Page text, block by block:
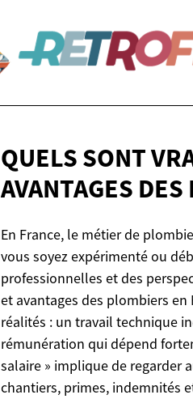
QUELS SONT
AVANTAGES
En France, le métier de
vous soyez expérimenté ou
professionnelles et des
et avantages des plombiers
réalités : un travail technique
rémunération qui dépend
salaire » implique de regarder
chantiers, primes, indemnités